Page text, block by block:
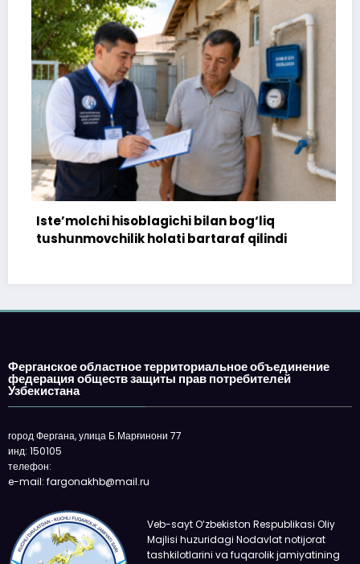
Iste’molchi hisoblagichi bilan bog‘liq
tushunmovchilik holati bartaraf qilindi
Ферганское областное территориальное объединение
федерация обществ защиты прав потребителей
Узбекистана
город Фергана, улица Б.Марғинони 77
инд: 150105
телефон:
e-mail: fargonakhb@mail.ru
Veb-sayt O‘zbekiston Respublikasi Oliy
Majlisi huzuridagi Nodavlat notijorat
tashkilotlarini va fuqarolik jamiyatining